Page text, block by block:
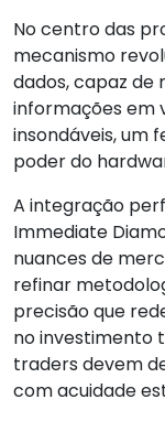
No centro das
mecanismo
dados, capaz de
informações em
insondáveis, um
poder do
A integração
Immediate
nuances de
refinar
precisão que
no investimento
traders devem
com acuidade